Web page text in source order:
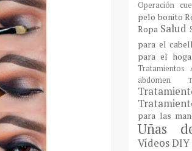
Operación
pelo bonito
Ropa Salud
para el
para el
Tratamientos
abdomen
para las
Uñas
Vídeos DIY